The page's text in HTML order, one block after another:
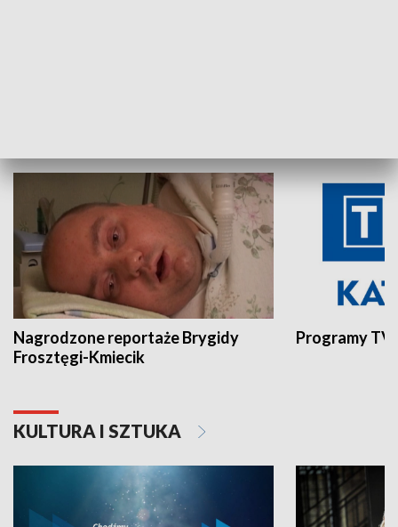
Nagrodzone reportaże Brygidy
Frosztęgi-Kmiecik
Programy
KULTURA I SZTUKA